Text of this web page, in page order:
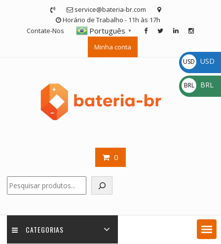
service@bateria-br.com
Horário de Trabalho - 11h às 17h
Contate-Nos
Português ▼
Minha conta
0
CATEGORIAS
USD
$
USD
BRL
R$
BRL